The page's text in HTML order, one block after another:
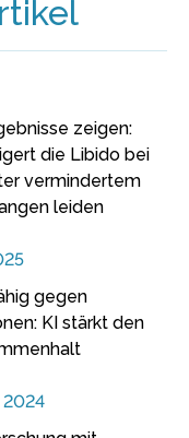
zeigen:
die Libido bei
vermindertem
leiden
gegen
KI stärkt den